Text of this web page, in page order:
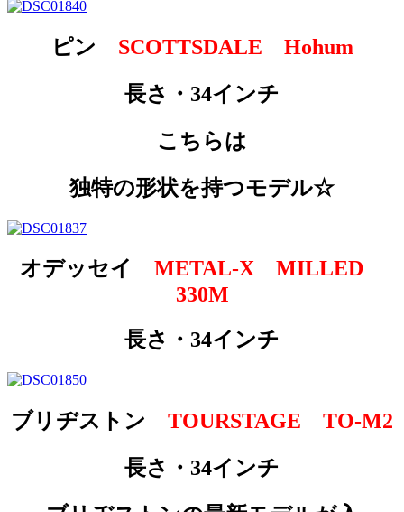
ピン SCOTTSDALE Hohum
長さ・34インチ
こちらは
独特の形状を持つモデル☆
オデッセイ METAL-X MILLED
330M
長さ・34インチ
ブリヂストン TOURSTAGE TO-M2
長さ・34インチ